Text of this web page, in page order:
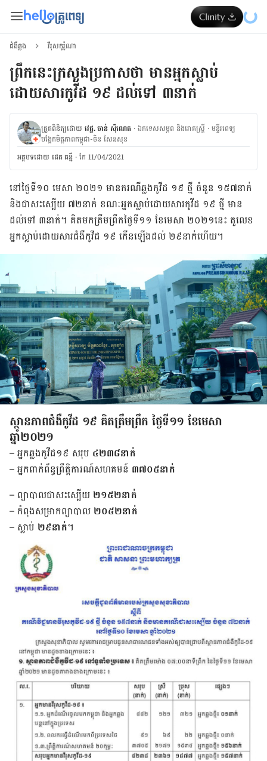
ជំងឺឆ្លង វីរុសកូរ៉ូណា
ព្រឹកនេះក្រសួងប្រកាសថា មានអ្នកស្លាប់
ដោយសារកូវីដ ១៩ ដល់ទៅ ៣នាក់
ត្រួតពិនិត្យដោយ វេជ្ជ. ចាន់ ស៊ីណេត ·ឯកទេសសម្ភព និងរោគស្ត្រី ·ម​ន្ទីរពេទ្យ
បង្អែកមិត្តភាពកម្ពុជា-ចិន សែនសុខ
អត្ថបទ​ដោយ ដេត ធន្នី ·កែ 11/04/2021
នៅ​ថ្ងៃទី១០ មេសា ២០២១ មាន​ករណី​ឆ្លង​កូវីដ ១៩ ថ្មី ចំនួន ១៥៧នាក់
និងជាសះស្បើយ ៧២នាក់ ខណៈអ្នកស្លាប់ដោយសារកូវីដ ១៩ ថ្មី មាន
ដល់ទៅ ៣នាក់។ គិតមកត្រឹមព្រឹកថ្ងៃទី១១ ខែមេសា ២០២១នេះ តួលេខ
អ្នកស្លាប់ដោយសារជំងឺកូវីដ ១៩ កើនឡើងដល់ ២៩នាក់ហើយ។
ស្ថានភាព​ជំងឺ​កូវីដ ១៩ គិត​ត្រឹមព្រឹក​ ថ្ងៃទី១១ ខែមេសា
ឆ្នាំ២០២១
– អ្នក​ឆ្លង​កូវីដ១៩ សរុប ៤២៣៨នាក់
– អ្នក​ពាក់​ព័ន្ធ​ព្រឹត្តិការណ៍​សហគមន៍ ៣៧០៥នាក់
– ព្យាបាល​ជា​សះស្បើយ ២១៥២នាក់
– កំពុង​សម្រាក​ព្យាបាល ២០៥២នាក់
– ស្លាប់ ២៩នាក់។